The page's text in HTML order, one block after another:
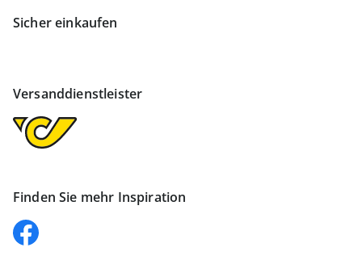
Sicher einkaufen
Versanddienstleister
Finden Sie mehr Inspiration